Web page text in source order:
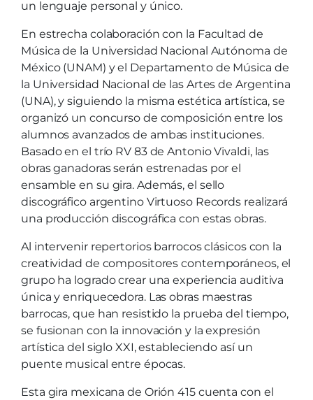
un lenguaje personal y único.
En estrecha colaboración con la Facultad de
Música de la Universidad Nacional Autónoma de
México (UNAM) y el Departamento de Música de
la Universidad Nacional de las Artes de Argentina
(UNA), y siguiendo la misma estética artística, se
organizó un concurso de composición entre los
alumnos avanzados de ambas instituciones.
Basado en el trío RV 83 de Antonio Vivaldi, las
obras ganadoras serán estrenadas por el
ensamble en su gira. Además, el sello
discográfico argentino Virtuoso Records realizará
una producción discográfica con estas obras.
Al intervenir repertorios barrocos clásicos con la
creatividad de compositores contemporáneos, el
grupo ha logrado crear una experiencia auditiva
única y enriquecedora. Las obras maestras
barrocas, que han resistido la prueba del tiempo,
se fusionan con la innovación y la expresión
artística del siglo XXI, estableciendo así un
puente musical entre épocas.
Esta gira mexicana de Orión 415 cuenta con el